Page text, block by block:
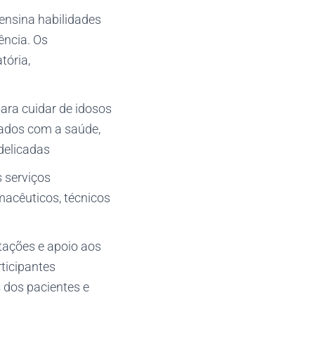
habilidades
Os
cuidar de idosos
com a saúde,
serviços
técnicos
e apoio aos
pacientes e